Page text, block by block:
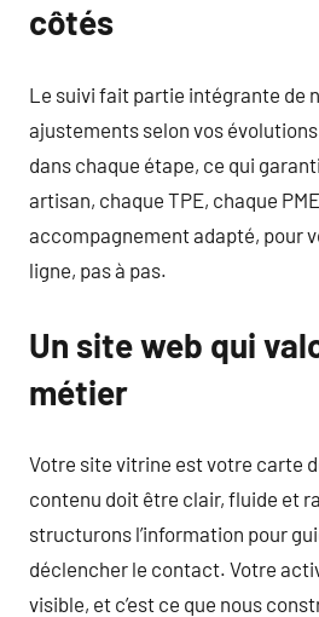
côtés
Le suivi fait partie intégrante de
ajustements selon vos
dans chaque étape, ce qui
artisan, chaque TPE, chaque
accompagnement adapté, pour
ligne, pas à pas.
Un site web qui
métier
Votre site vitrine est votre carte
contenu doit être clair, fluide et
structurons l’information pour
déclencher le contact. Votre
visible, et c’est ce que nous